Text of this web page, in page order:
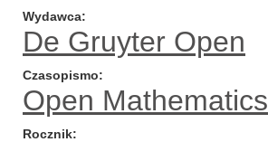
Wydawca
De Gruyter Open
Czasopismo
Open Mathematics
Rocznik